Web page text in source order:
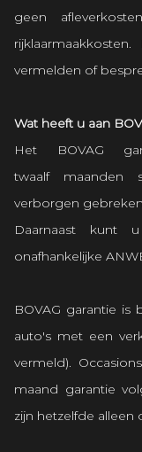
geen
vermelden of
Wat heeft u aan
Het BOVAG
twaalf maanden
verborgen
Daarnaast kunt
onafhankelijke
BOVAG garantie is
auto's met een
vermeld).
maand garantie
zijn hetzelfde alleen